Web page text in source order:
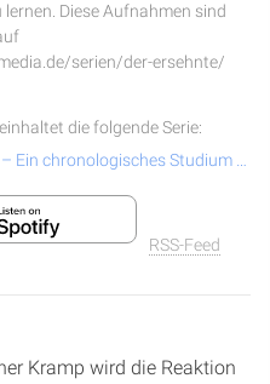
lernen. Diese Aufnahmen sind
serien/der-ersehnte/
die folgende Serie:
RSS-Feed
Kramp wird die Reaktion